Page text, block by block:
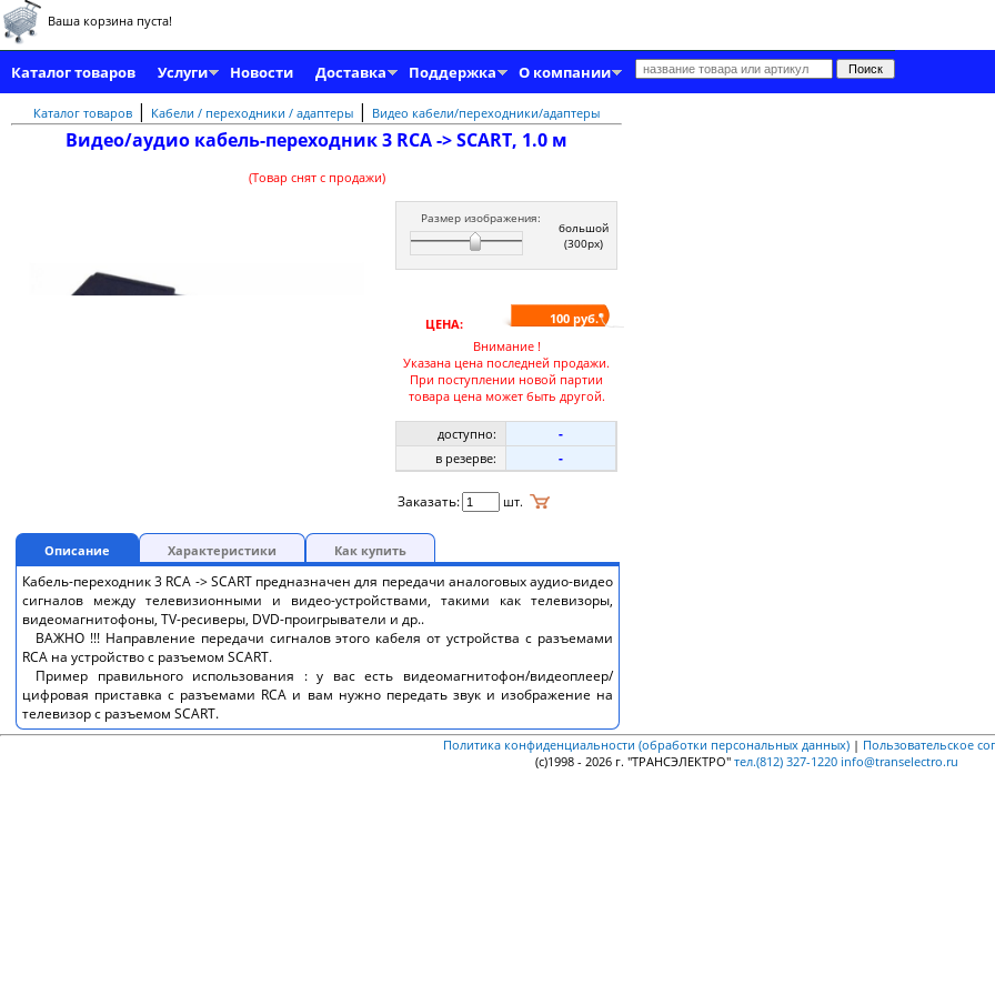
Ваша корзина пуста!
Каталог товаров Услуги Новости Доставка Поддержка О компании
Каталог товаров | Кабели / переходники / адаптеры | Видео кабели/переходники/адаптеры
Видео/аудио кабель-переходник 3 RCA -> SCART, 1.0 м
(Товар снят с продажи)
Размер изображения:
большой
(300px)
ЦЕНА:
100 руб.
Внимание !
Указана цена последней продажи.
При поступлении новой партии
товара цена может быть другой.
доступно: -
в резерве: -
Заказать: шт.
Описание Характеристики Как купить
Кабель-переходник 3 RCA -> SCART предназначен для передачи аналоговых аудио-видео
сигналов между телевизионными и видео-устройствами, такими как телевизоры,
видеомагнитофоны, TV-ресиверы, DVD-проигрыватели и др..
ВАЖНО !!! Направление передачи сигналов этого кабеля от устройства с разъемами
RCA на устройство с разъемом SCART.
Пример правильного использования : у вас есть видеомагнитофон/видеоплеер/
цифровая приставка с разъемами RCA и вам нужно передать звук и изображение на
телевизор с разъемом SCART.
Политика конфиденциальности (обработки персональных данных) | Пользовательское
(c)1998 - 2026 г. "ТРАНСЭЛЕКТРО" тел.(812) 327-1220 info@transelectro.ru